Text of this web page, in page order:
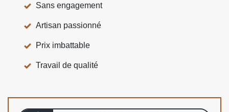
Sans engagement
Artisan passionné
Prix imbattable
Travail de qualité